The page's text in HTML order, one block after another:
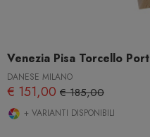
Venezia Pisa Torcello
DANESE MILANO
€ 151,00 € 185,00
+ VARIANTI DISPONIBILI